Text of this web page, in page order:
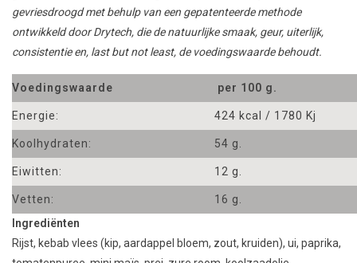
gevriesdroogd met behulp van een gepatenteerde methode
ontwikkeld door Drytech, die de natuurlijke smaak, geur, uiterlijk,
consistentie en, last but not least, de voedingswaarde behoudt.
Voedingswaarde per 100 g.
Energie: 424 kcal / 1780 Kj
Koolhydraten: 54 g.
Eiwitten: 12 g.
Vetten:
16 g.
Ingrediënten
Rijst, kebab vlees (kip, aardappel bloem, zout, kruiden), ui, paprika,